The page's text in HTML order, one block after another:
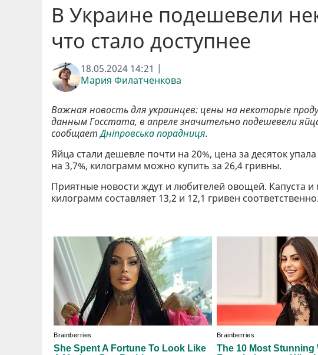
В Украине подешевели
что стало доступнее
18.05.2024 14:21 |
Мария Филатченкова
Важная новость для украинцев: цены на некоторые
данным Госстата, в апреле значительно подешевели
сообщаетДніпровська порадниця.
Яйца стали дешевле почти на 20%, цена за десяток
на 3,7%, килограмм можно купить за 26,4 гривны.
Приятные новости ждут и любителей овощей. Капуста
килограмм составляет 13,2 и 12,1 гривен соответственно.